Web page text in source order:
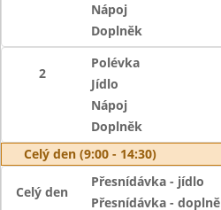
Nápoj
Doplněk
2
Polévka
Jídlo
Nápoj
Doplněk
Celý den (9:00 - 14:30)
Celý den
Přesnídávka - jídlo
Přesnídávka - doplně